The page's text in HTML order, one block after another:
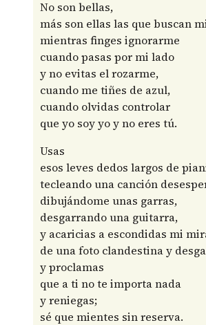
No son bellas,
más son ellas las que buscan
mientras finges ignorarme
cuando pasas por mi lado
y no evitas el rozarme,
cuando me tiñes de azul,
cuando olvidas controlar
que yo soy yo y no eres tú.
Usas
esos leves dedos largos de
tecleando una canción
dibujándome unas garras,
desgarrando una guitarra,
y acaricias a escondidas mi
de una foto clandestina y
y proclamas
que a ti no te importa nada
y reniegas;
sé que mientes sin reserva.